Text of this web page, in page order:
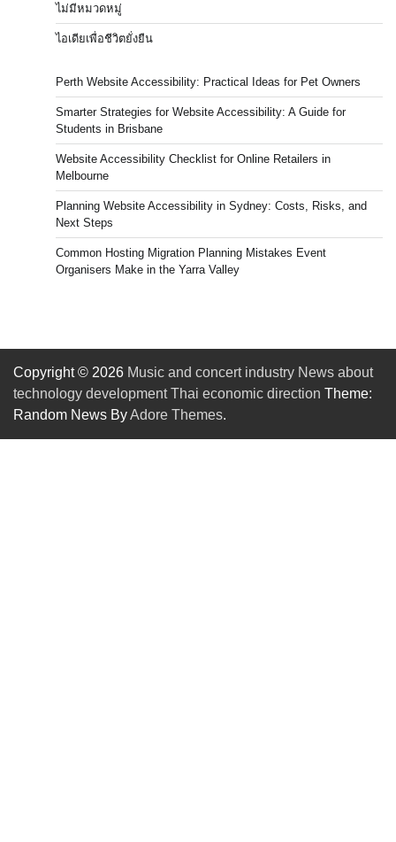
ไม่มีหมวดหมู่
ไอเดียเพื่อชีวิตยั่งยืน
Perth Website Accessibility: Practical Ideas for Pet Owners
Smarter Strategies for Website Accessibility: A Guide for
Students in Brisbane
Website Accessibility Checklist for Online Retailers in
Melbourne
Planning Website Accessibility in Sydney: Costs, Risks, and
Next Steps
Common Hosting Migration Planning Mistakes Event
Organisers Make in the Yarra Valley
Copyright © 2026 Music and concert industry News about
technology development Thai economic direction Theme:
Random News ByAdore Themes.